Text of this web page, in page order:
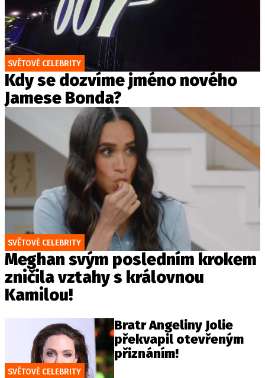
SVĚTOVÉ CELEBRITY
Kdy se dozvíme jméno nového
Jamese Bonda?
SVĚTOVÉ CELEBRITY
Meghan svým posledním krokem
zničila vztahy s královnou
Kamilou!
SVĚTOVÉ CELEBRITY
Bratr Angeliny Jolie
překvapil otevřeným
přiznáním!